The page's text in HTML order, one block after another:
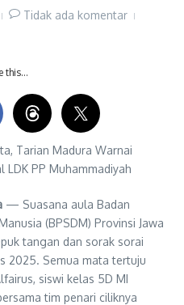
Tidak ada komentar
this…
Tarian Madura Warnai
LDK PP Muhammadiyah
— Suasana aula Badan
(BPSDM) Provinsi Jawa
tangan dan sorak sorai
2025. Semua mata tertuju
siswi kelas 5D MI
tim penari ciliknya